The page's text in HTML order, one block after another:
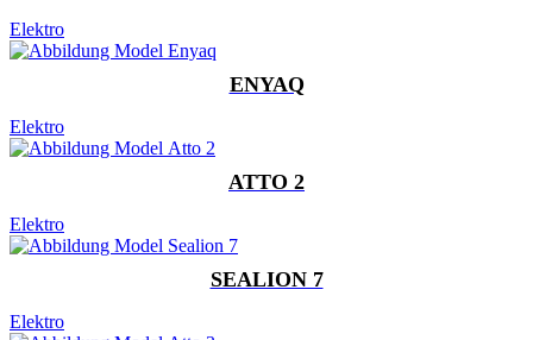
Elektro
ENYAQ
Elektro
ATTO 2
Elektro
SEALION 7
Elektro